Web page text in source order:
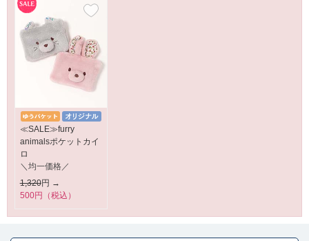
≪SALE≫furry
animalsポケットカイ
ロ
＼均一価格／
1,320円 →
500円（税込）